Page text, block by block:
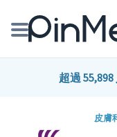
線上預約醫師、院所
超過
皮膚